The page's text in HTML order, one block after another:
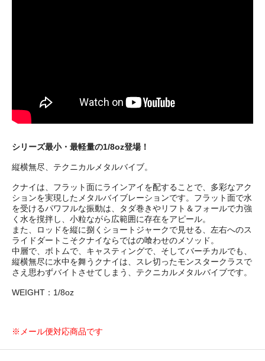
シリーズ最小・最軽量の1/8oz登場！
縦横無尽、テクニカルメタルバイブ。
クナイは、フラット面にラインアイを配することで、多彩なアク
ションを実現したメタルバイブレーションです。フラット面で水
を受けるパワフルな振動は、タダ巻きやリフト＆フォールで力強
く水を撹拌し、小粒ながら広範囲に存在をアピール。
また、ロッドを縦に捌くショートジャークで見せる、左右へのス
ライドダートこそクナイならではの喰わせのメソッド。
中層で、ボトムで、キャスティングで、そしてバーチカルでも、
縦横無尽に水中を舞うクナイは、スレ切ったモンスタークラスで
さえ思わずバイトさせてしまう、テクニカルメタルバイブです。
WEIGHT：1/8oz
※メール便対応商品です